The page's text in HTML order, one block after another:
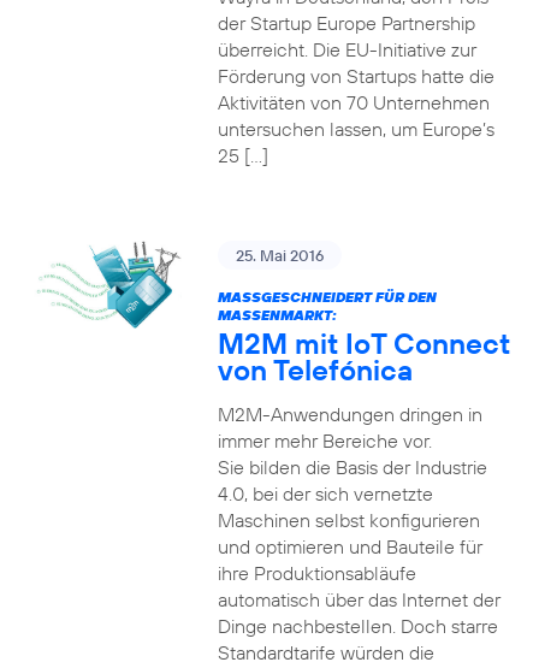
der Startup Europe Partnership
überreicht. Die EU-Initiative zur
Förderung von Startups hatte die
Aktivitäten von 70 Unternehmen
untersuchen lassen, um Europe’s
25 […]
25. Mai 2016
MASSGESCHNEIDERT FÜR DEN M
ASSENMARKT:
M2M mit IoT Connect
von Telefónica
M2M-Anwendungen dringen in
immer mehr Bereiche vor.
Sie bilden die Basis der Industrie
4.0, bei der sich vernetzte
Maschinen selbst konfigurieren
und optimieren und Bauteile für
ihre Produktionsabläufe
automatisch über das Internet der
Dinge nachbestellen. Doch starre
Standardtarife würden die